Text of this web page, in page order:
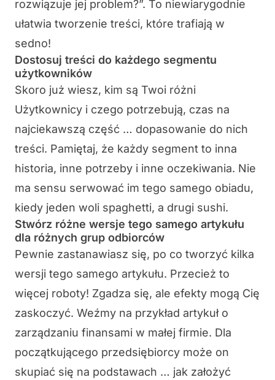
rozwiązuje jej problem?”. To niewiarygodnie
ułatwia tworzenie treści, które trafiają w
sedno!
Dostosuj treści do każdego segmentu
użytkowników
Skoro już wiesz, kim są Twoi różni
Użytkownicy i czego potrzebują, czas na
najciekawszą część … dopasowanie do nich
treści. Pamiętaj, że każdy segment to inna
historia, inne potrzeby i inne oczekiwania. Nie
ma sensu serwować im tego samego obiadu,
kiedy jeden woli spaghetti, a drugi sushi.
Stwórz różne wersje tego samego artykułu
dla różnych grup odbiorców
Pewnie zastanawiasz się, po co tworzyć kilka
wersji tego samego artykułu. Przecież to
więcej roboty! Zgadza się, ale efekty mogą Cię
zaskoczyć. Weźmy na przykład artykuł o
zarządzaniu finansami w małej firmie. Dla
początkującego przedsiębiorcy może on
skupiać się na podstawach … jak założyć